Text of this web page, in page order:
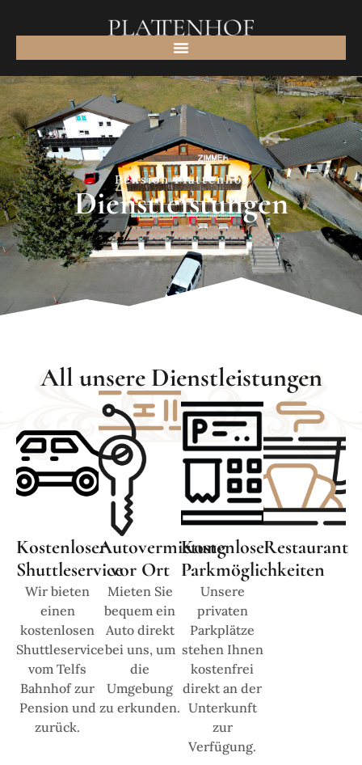
Pension Plattenhof
Dienstleistungen
All unsere Dienstleistungen
Kostenloser
Shuttleservice
Wir bieten
einen
kostenlosen
Shuttleservice
vom Telfs
Bahnhof zur
Pension und
zurück.
Autovermietung
vor Ort
Mieten Sie
bequem ein
Auto direkt
bei uns, um
die
Umgebung
zu erkunden.
Kostenlose
Parkmöglichkeiten
Unsere
privaten
Parkplätze
stehen Ihnen
kostenfrei
direkt an der
Unterkunft
zur
Verfügung.
Restaurant